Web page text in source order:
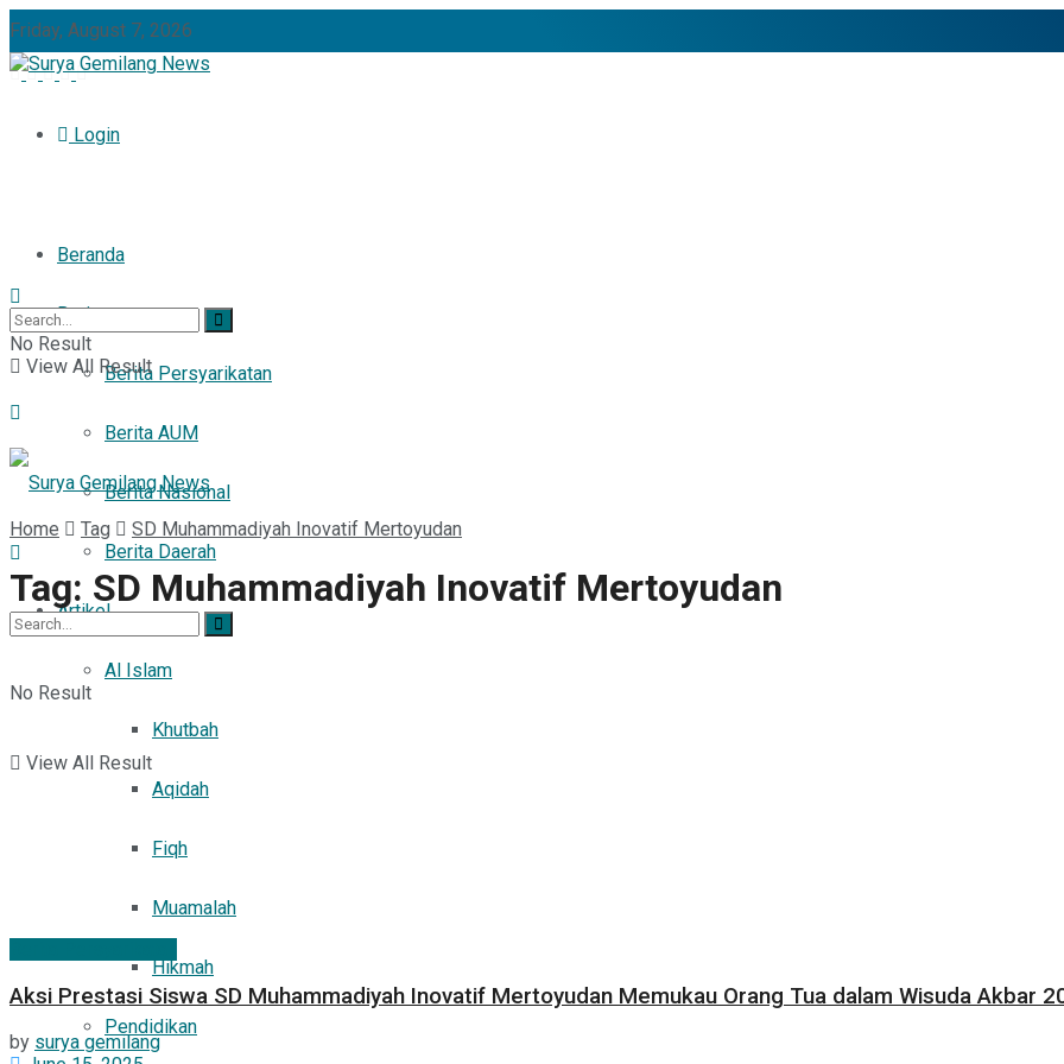
Friday, August 7, 2026
Login
Beranda
Berita
Berita Persyarikatan
Berita AUM
Berita Nasional
Berita Daerah
Artikel
Al Islam
Khutbah
Aqidah
Fiqh
Muamalah
Hikmah
Pendidikan
No Result
View All Result
No Result
View All Result
Home Tag SD Muhammadiyah Inovatif Mertoyudan
Tag: SD Muhammadiyah Inovatif Mertoyudan
Aksi Prestasi Siswa SD Muhammadiyah Inovatif Mertoyudan Memukau Orang Tua dalam Wisuda Akbar
by surya gemilang